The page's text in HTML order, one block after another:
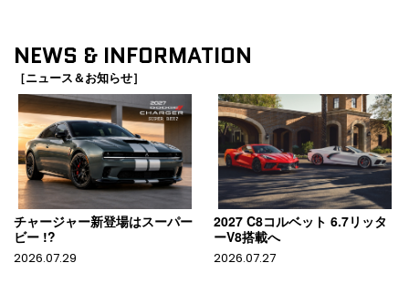
NEWS & INFORMATION
［ニュース＆お知らせ］
チャージャー新登場はスーパー
ビー !?
2026.07.29
2027 C8コルベット 6.7リッタ
ーV8搭載へ
2026.07.27